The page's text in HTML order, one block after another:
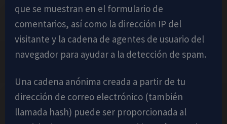
que se muestran en el formulario de
comentarios, así como la dirección IP del
visitante y la cadena de agentes de usuario del
navegador para ayudar a la detección de spam.
Una cadena anónima creada a partir de tu
dirección de correo electrónico (también
llamada hash) puede ser proporcionada al